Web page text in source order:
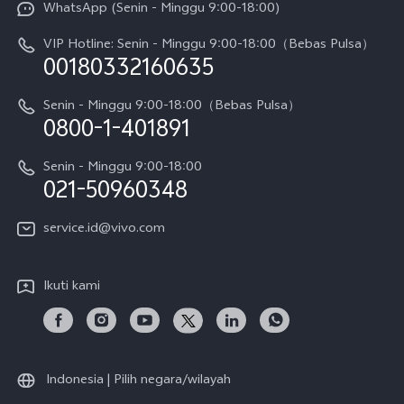
V70
V70 FE
Y05
X300 Pro
Gerai Terdekat
Pembaruan Sistem
Harga Spare Part
Otentikasi IMEI
Kebijakan Garansi vivo
Layanan Perbaikan Antar Jemput
Unduh LUT untuk Memulihkan Log
Sejarah
Berita
Pemberitahuan Hukum
Tentang Kami
Pusat Privasi vivo
WhatsApp (Senin - Minggu 9:00-18:00)
VIP Hotline: Senin - Minggu 9:00-18:00（Bebas Pulsa）
00180332160635
Senin - Minggu 9:00-18:00（Bebas Pulsa）
0800-1-401891
Senin - Minggu 9:00-18:00
021-50960348
service.id@vivo.com
Ikuti kami
Indonesia | Pilih negara/wilayah